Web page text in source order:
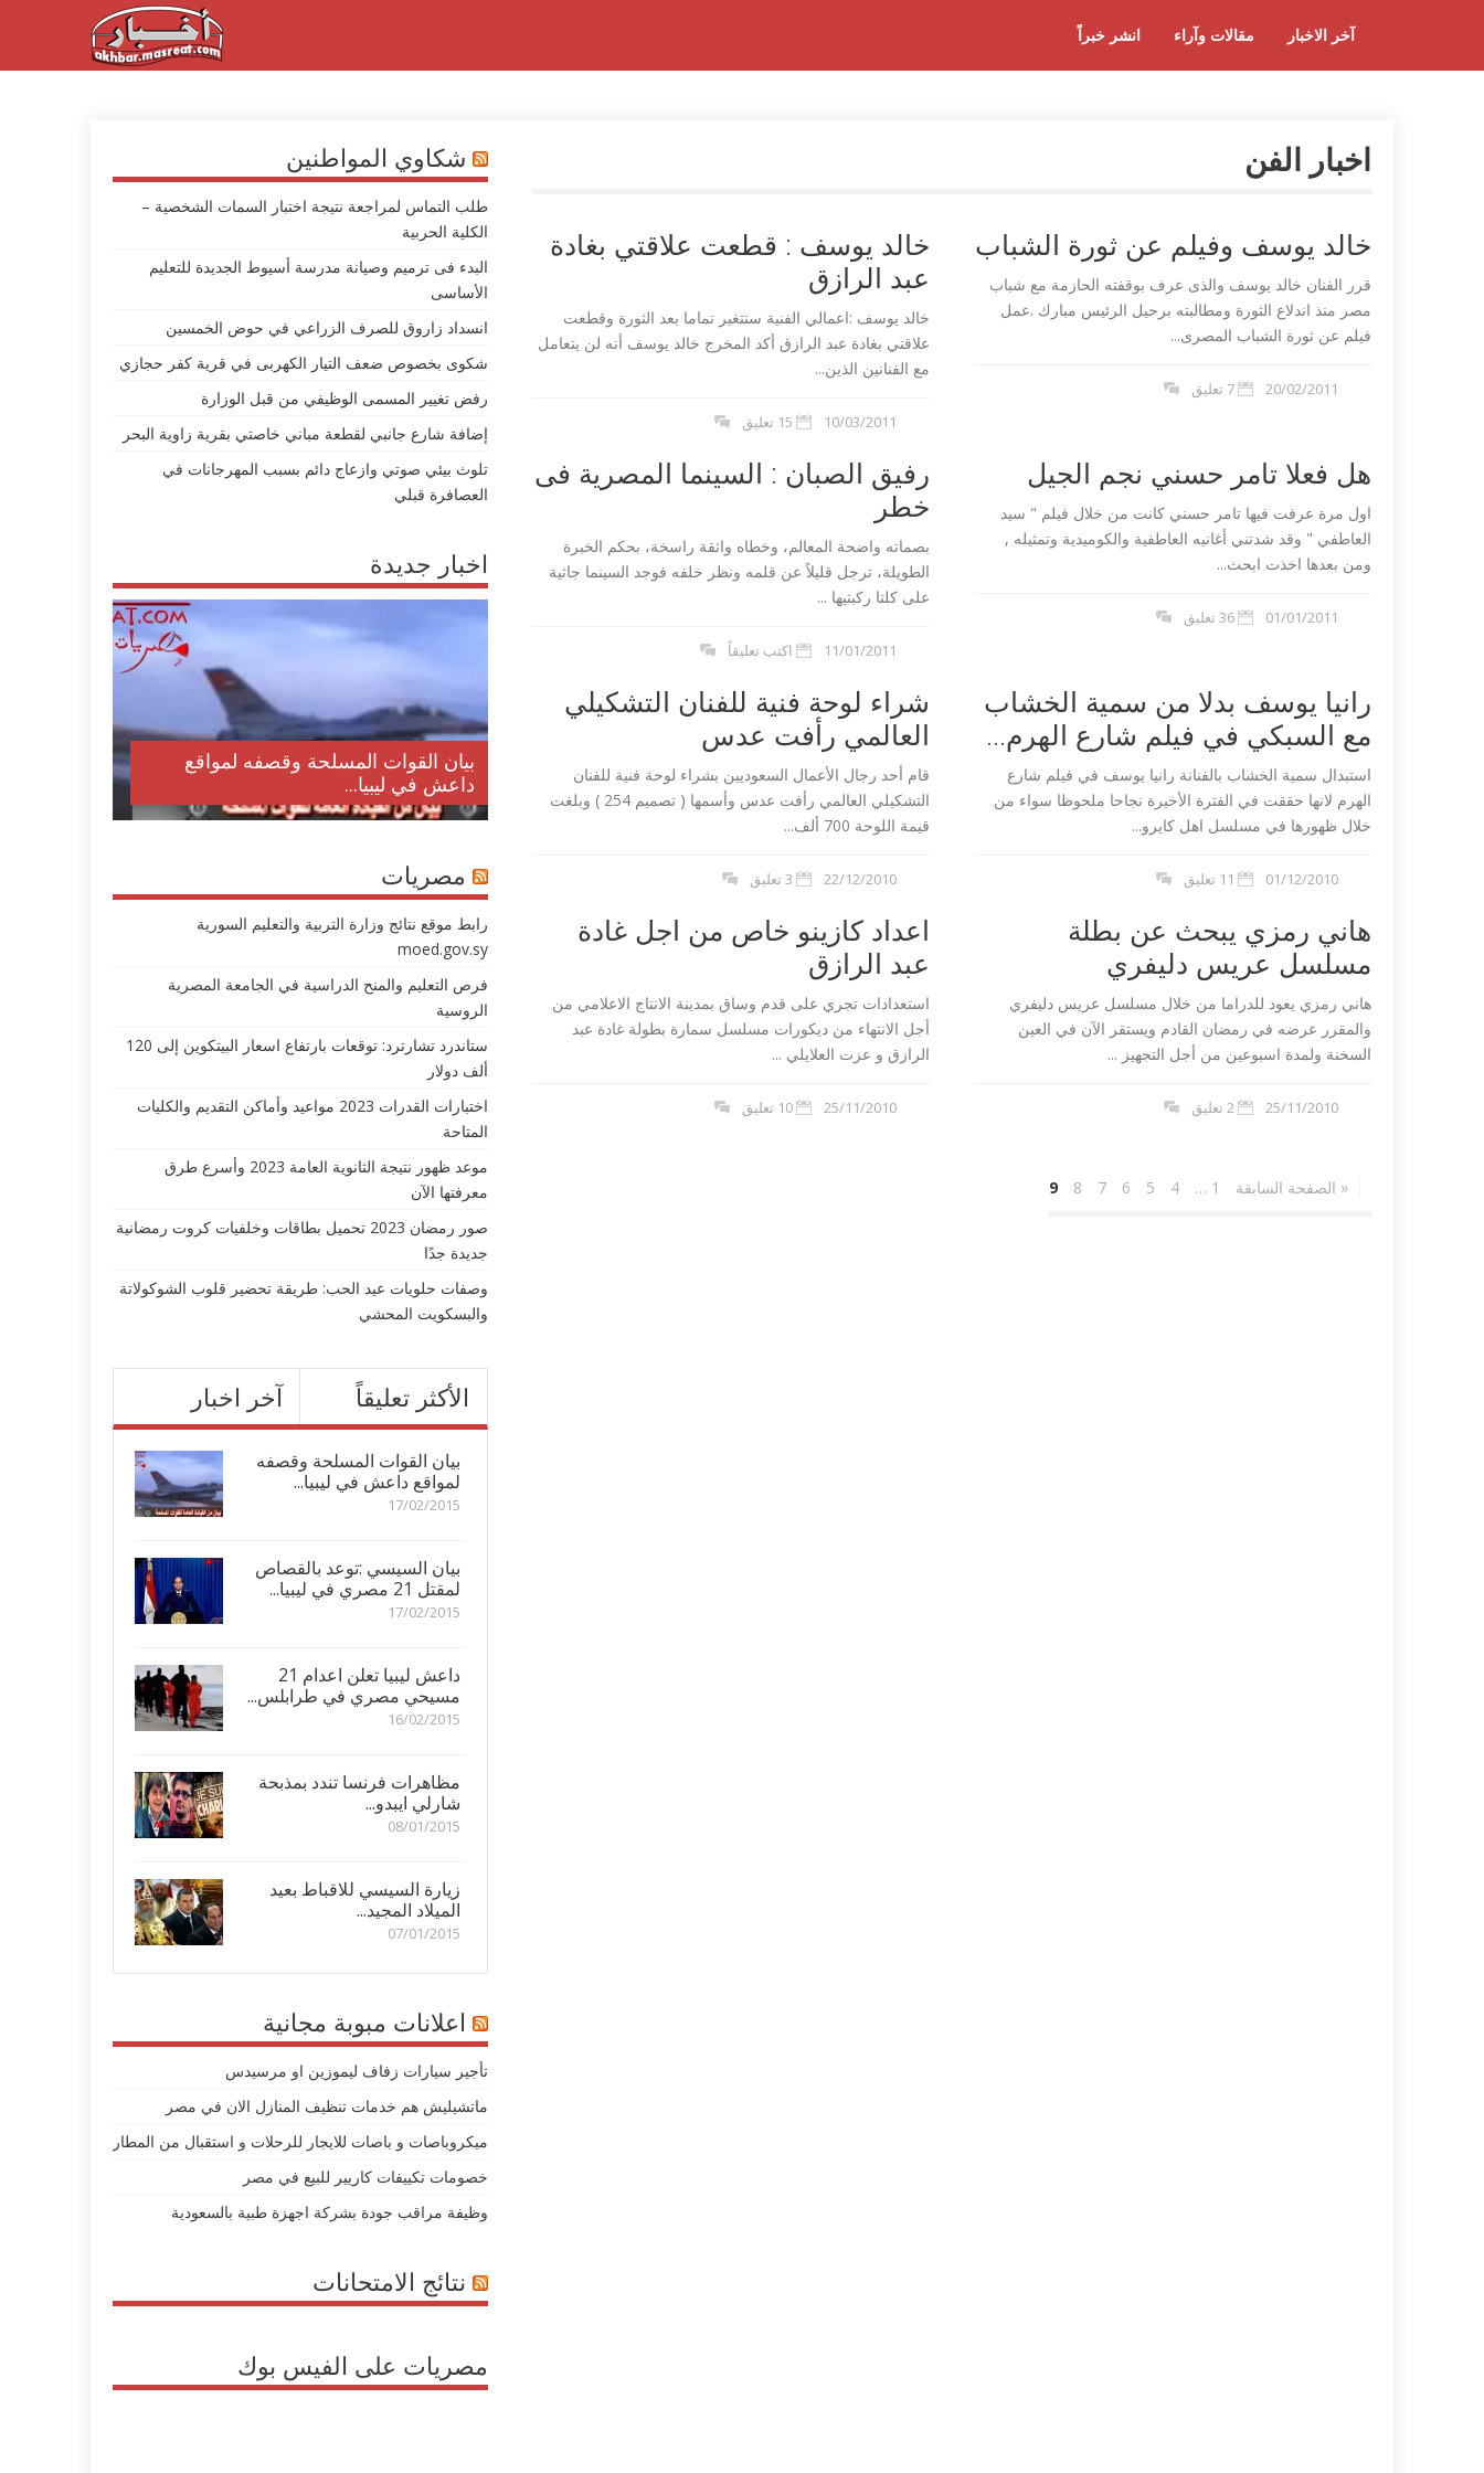
انشر خبراً مقالات وآراء آخر الاخبار
اخبار الفن
خالد يوسف : قطعت علاقتي بغادة
عبد الرازق
خالد يوسف :اعمالي الفنية ستتغير تماما بعد الثورة وقطعت
علاقتي بغادة عبد الرازق أكد المخرج خالد يوسف أنه لن يتعامل
مع الفنانين الذين...
10/03/2011 15 تعليق
خالد يوسف وفيلم عن ثورة الشباب
قرر الفنان خالد يوسف والذى عرف بوقفته الحازمة مع شباب
مصر منذ اندلاع الثورة ومطالبته برحيل الرئيس مبارك .عمل
فيلم عن ثورة الشباب المصرى...
20/02/2011 7 تعليق
رفيق الصبان : السينما المصرية فى
خطر
بصماته واضحة المعالم، وخطاه واثقة راسخة، بحكم الخبرة
الطويلة، ترجل قليلاً عن قلمه ونظر خلفه فوجد السينما جاثية
على كلتا ركبتيها ...
11/01/2011 اكتب تعليقاً
هل فعلا تامر حسني نجم الجيل
اول مرة عرفت فيها تامر حسني كانت من خلال فيلم " سيد
العاطفي " وقد شدتني أغانيه العاطفية والكوميدية وتمثيله ,
ومن بعدها اخذت ابحث...
01/01/2011 36 تعليق
شراء لوحة فنية للفنان التشكيلي
العالمي رأفت عدس
قام أحد رجال الأعمال السعوديين بشراء لوحة فنية للفنان
التشكيلي العالمي رأفت عدس وأسمها ( تصميم 254 ) وبلغت
قيمة اللوحة 700 ألف...
22/12/2010 3 تعليق
رانيا يوسف بدلا من سمية الخشاب
مع السبكي في فيلم شارع الهرم...
استبدال سمية الخشاب بالفنانة رانيا يوسف في فيلم شارع
الهرم لانها حققت في الفترة الأخيرة نجاحا ملحوظا سواء من
خلال ظهورها في مسلسل اهل كايرو...
01/12/2010 11 تعليق
اعداد كازينو خاص من اجل غادة
عبد الرازق
استعدادات تجري على قدم وساق بمدينة الانتاج الاعلامي من
أجل الانتهاء من ديكورات مسلسل‮ سمارة ‬بطولة‮ ‬غادة عبد
الرازق و عزت العلايلي ...
25/11/2010 10 تعليق
هاني رمزي يبحث عن بطلة
مسلسل عريس دليفري
هاني رمزي يعود للدراما من خلال مسلسل عريس دليفري
والمقرر عرضه في رمضان القادم و‬يستقر الآن في العين
السخنة ولمدة اسبوعين من أجل التجهيز ...
25/11/2010 2 تعليق
« الصفحة السابقة 1
…
4
5
6
7
8
9
شكاوي المواطنين
طلب التماس لمراجعة نتيجة اختبار السمات الشخصية –
الكلية الحربية
البدء فى ترميم وصيانة مدرسة أسيوط الجديدة للتعليم
الأساسى
انسداد زاروق للصرف الزراعي في حوض الخمسين
شكوى بخصوص ضعف التيار الكهربى في قرية كفر حجازي
رفض تغيير المسمى الوظيفي من قبل الوزارة
إضافة شارع جانبي لقطعة مباني خاصتي بقرية زاوية البحر
تلوث بيئي صوتي وازعاج دائم بسبب المهرجانات في
العصافرة قبلي
اخبار جديدة
بيان القوات المسلحة وقصفه لمواقع
داعش في ليبيا...
مصري في ليبيا...
داعش ليبيا تعلن اعدام 21 مسيحي
مصري في طرابلس...
تندد بمذبحة شارلي
مصريات
رابط موقع نتائج وزارة التربية والتعليم السورية
moed.gov.sy
فرص التعليم والمنح الدراسية في الجامعة المصرية
الروسية
ستاندرد تشارترد: توقعات بارتفاع اسعار البيتكوين إلى 120
ألف دولار
اختبارات القدرات 2023 مواعيد وأماكن التقديم والكليات
المتاحة
موعد ظهور نتيجة الثانوية العامة 2023 وأسرع طرق
معرفتها الآن
صور رمضان 2023 تحميل بطاقات وخلفيات كروت رمضانية
جديدة جدًا
وصفات حلويات عيد الحب: طريقة تحضير قلوب الشوكولاتة
والبسكويت المحشي
آخر اخبار الأكثر تعليقاً
بيان القوات المسلحة وقصفه
لمواقع داعش في ليبيا...
17/02/2015
بيان السيسي :توعد بالقصاص
لمقتل 21 مصري في ليبيا...
17/02/2015
داعش ليبيا تعلن اعدام 21
مسيحي مصري في طرابلس...
16/02/2015
مظاهرات فرنسا تندد بمذبحة
شارلي ايبدو...
08/01/2015
زيارة السيسي للاقباط بعيد
الميلاد المجيد...
07/01/2015
اعلانات مبوبة مجانية
تأجير سيارات زفاف ليموزين او مرسيدس
ماتشيليش هم خدمات تنظيف المنازل الان في مصر
ميكروباصات و باصات للايجار للرحلات و استقبال من المطار
خصومات تكييفات كاريير للبيع في مصر
وظيفة مراقب جودة بشركة اجهزة طبية بالسعودية
نتائج الامتحانات
مصريات على الفيس بوك